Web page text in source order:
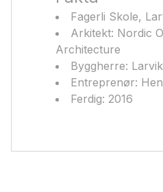
Fagerli Skole,
Arkitekt: Nordic
Architecture
Byggherre:
Entreprenør:
Ferdig: 2016